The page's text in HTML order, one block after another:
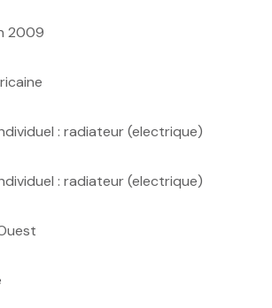
2009
: radiateur (electrique)
: radiateur (electrique)